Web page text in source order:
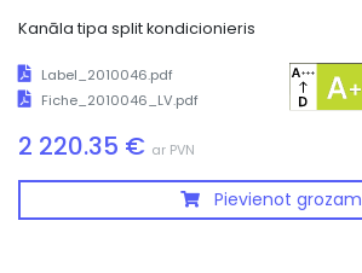
Kanāla tipa split kondicionieris
Label_2010046.pdf
Fiche_2010046_LV.pdf
2 220.35 € ar PVN
Pievienot grozam